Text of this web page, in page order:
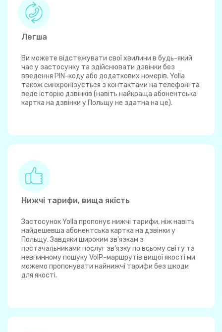
Легша
Ви можете відстежувати свої хвилини в будь-який
час у застосунку та здійснювати дзвінки без
введення PIN-коду або додаткових номерів. Yolla
також синхронізується з контактами на телефоні та
веде історію дзвінків (навіть найкраща абонентська
картка на дзвінки у Польщу не здатна на це).
Нижчі тарифи, вища якість
Застосунок Yolla пропонує нижчі тарифи, ніж навіть
найдешевша абонентська картка на дзвінки у
Польщу. Завдяки широким зв'язкам з
постачальниками послуг зв'язку по всьому світу та
невпинному пошуку VoIP-маршрутів вищої якості ми
можемо пропонувати найнижчі тарифи без шкоди
для якості.